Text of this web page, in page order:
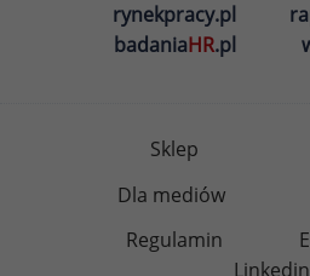
rynekpracy.pl
badaniaHR.pl
Sklep
Dla mediów
Regulamin
Linkedin